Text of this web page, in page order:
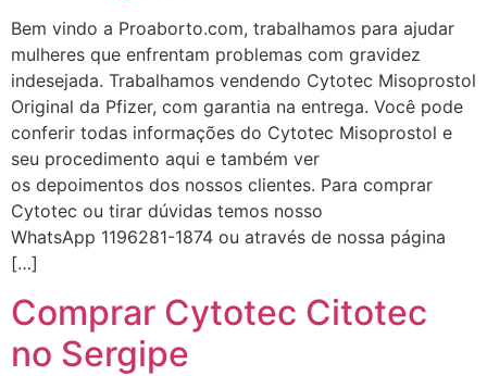
Bem vindo a Proaborto.com, trabalhamos para ajudar
mulheres que enfrentam problemas com gravidez
indesejada. Trabalhamos vendendo Cytotec Misoprostol
Original da Pfizer, com garantia na entrega. Você pode
conferir todas informações do Cytotec Misoprostol e
seu procedimento aqui e também ver
os depoimentos dos nossos clientes. Para comprar
Cytotec ou tirar dúvidas temos nosso
WhatsApp 1196281-1874 ou através de nossa página
[…]
Comprar Cytotec Citotec
no Sergipe
quem já tomou os remédio se
depois que para de menstruar
começa a sair um líquido
transparente, se é normal ?
22/05/2026 17:10:05
(879121**** em
http://www.proaborto.com)
22/05/2026 17:19:15
(879121**** em